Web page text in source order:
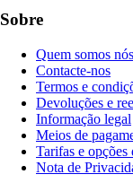
Sobre
Quem somos
Contacte-nos
Termos e
Devoluções e
Informação legal
Meios de
Tarifas e opções
Nota de